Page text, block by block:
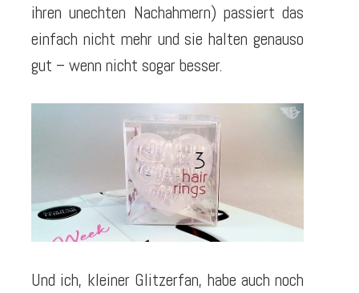
ihren unechten Nachahmern) passiert das
einfach nicht mehr und sie halten genauso
gut – wenn nicht sogar besser.
Und ich, kleiner Glitzerfan, habe auch noch